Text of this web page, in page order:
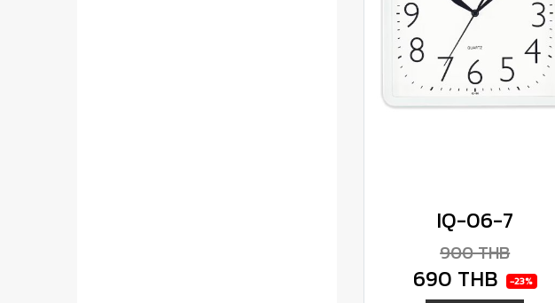
IQ-06-7
900 THB
690 THB -23%